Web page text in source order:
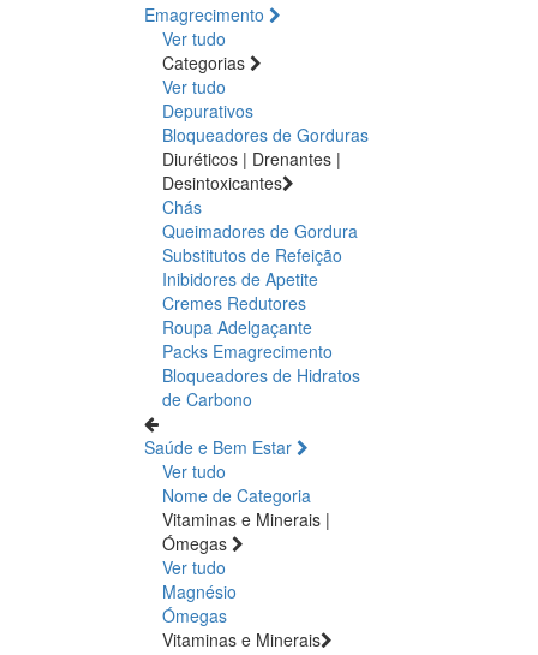
Emagrecimento
Ver tudo
Categorias
Ver tudo
Depurativos
Bloqueadores de Gorduras
Diuréticos | Drenantes |
Desintoxicantes
Chás
Queimadores de Gordura
Substitutos de Refeição
Inibidores de Apetite
Cremes Redutores
Roupa Adelgaçante
Packs Emagrecimento
Bloqueadores de Hidratos
de Carbono
Saúde e Bem Estar
Ver tudo
Nome de Categoria
Vitaminas e Minerais |
Ómegas
Ver tudo
Magnésio
Ómegas
Vitaminas e Minerais